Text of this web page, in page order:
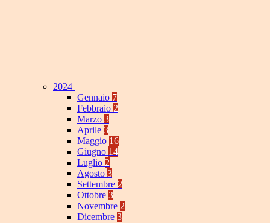
2024
Gennaio 7
Febbraio 2
Marzo 3
Aprile 3
Maggio 16
Giugno 14
Luglio 2
Agosto 3
Settembre 2
Ottobre 3
Novembre 2
Dicembre 3